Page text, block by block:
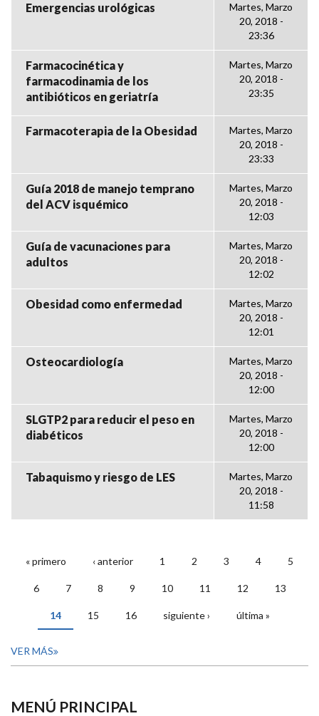
Emergencias urológicas
Martes, Marzo
20, 2018 -
23:36
Farmacocinética y
farmacodinamia de los
antibióticos en geriatría
Martes, Marzo
20, 2018 -
23:35
Farmacoterapia de la Obesidad
Martes, Marzo
20, 2018 -
23:33
Guía 2018 de manejo temprano
del ACV isquémico
Martes, Marzo
20, 2018 -
12:03
Guía de vacunaciones para
adultos
Martes, Marzo
20, 2018 -
12:02
Obesidad como enfermedad
Martes, Marzo
20, 2018 -
12:01
Osteocardiología
Martes, Marzo
20, 2018 -
12:00
SLGTP2 para reducir el peso en
diabéticos
Martes, Marzo
20, 2018 -
12:00
Tabaquismo y riesgo de LES
Martes, Marzo
20, 2018 -
11:58
PÁGINAS
« primero ‹ anterior 1 2 3 4 5
6 7 8 9 10 11 12 13
14 15 16 siguiente › última »
VER MÁS
MENÚ PRINCIPAL